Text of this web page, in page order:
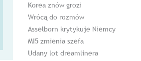
Korea znów grozi
Wrócą do rozmów
Asselborn krytykuje Niemcy
MI5 zmienia szefa
Udany lot dreamlinera